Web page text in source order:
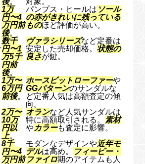
1万
円〜4
万円前
後。
パンプス・ヒールは ソール
の赤がきれいに残っている
ものほど評価が高い。
数千
円〜1
万5千
円前
後。
ヴァラシリーズなど定番は
安定した売却価格。 状態の
良さが鍵。
1万〜
6万円
前後。
ホースビットローファーや
GGパターンのサンダルな
ど定番人気は高額査定の傾
向。
2万〜
10万
円以
上。
オランなど人気サンダルは
特に高額取引される。
素材
やカラーも査定に影響。
8千
円〜4
万円前
モダンなデザインや近年モ
デルは高め。
フィービー・
ファイロ期のアイテムも人